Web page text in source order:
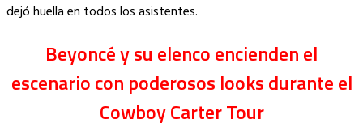
dejó huella en todos los asistentes.
Beyoncé y su elenco encienden el
escenario con poderosos looks durante el
Cowboy Carter Tour